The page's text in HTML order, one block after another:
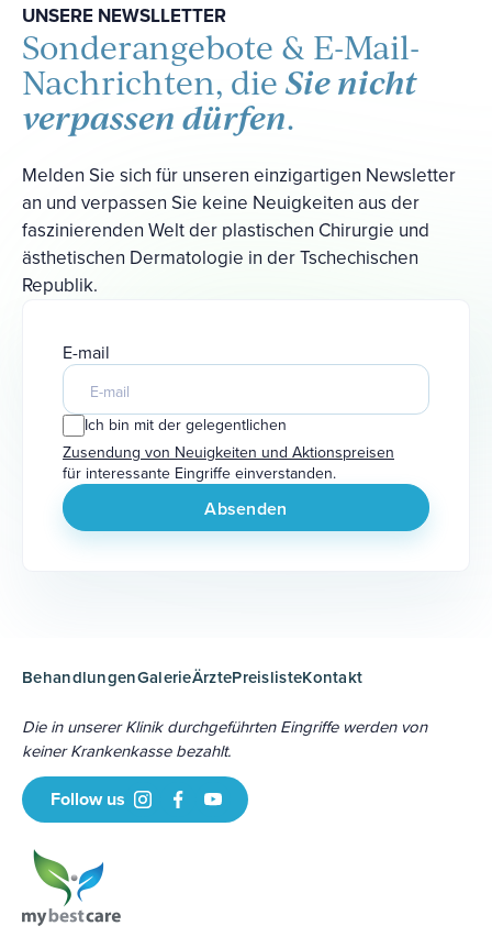
UNSERE NEWSLLETTER
Sonderangebote & E-Mail-
Nachrichten, die Sie nicht
verpassen dürfen.
Melden Sie sich für unseren einzigartigen Newsletter
an und verpassen Sie keine Neuigkeiten aus der
faszinierenden Welt der plastischen Chirurgie und
ästhetischen Dermatologie in der Tschechischen
Republik.
E-mail
Ich bin mit der gelegentlichen
Zusendung von Neuigkeiten und Aktionspreisen
für interessante Eingriffe einverstanden.
BehandlungenGalerieÄrztePreislisteKontakt
Die in unserer Klinik durchgeführten Eingriffe werden von
keiner Krankenkasse bezahlt.
Follow us